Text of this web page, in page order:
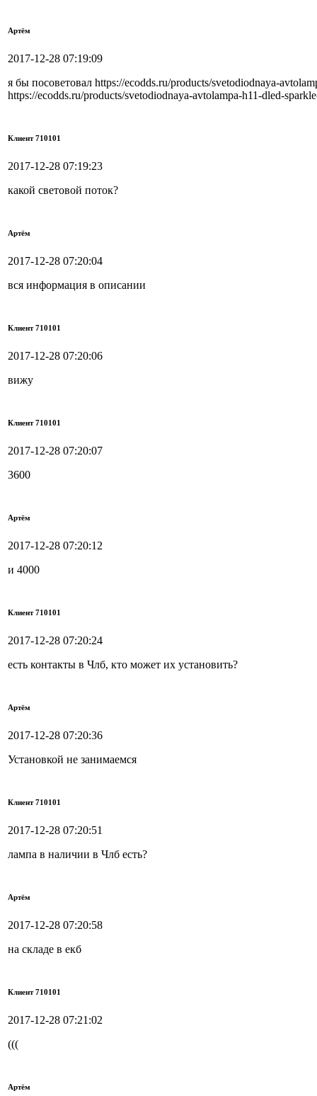
Артём
2017-12-28 07:19:09
я бы посоветовал https://ecodds.ru/products/svetodiodnaya-
https://ecodds.ru/products/svetodiodnaya-avtolampa-h11-dled-
Клиент 710101
2017-12-28 07:19:23
какой световой поток?
Артём
2017-12-28 07:20:04
вся информация в описании
Клиент 710101
2017-12-28 07:20:06
вижу
Клиент 710101
2017-12-28 07:20:07
3600
Артём
2017-12-28 07:20:12
и 4000
Клиент 710101
2017-12-28 07:20:24
есть контакты в Члб, кто может их установить?
Артём
2017-12-28 07:20:36
Установкой не занимаемся
Клиент 710101
2017-12-28 07:20:51
лампа в наличии в Члб есть?
Артём
2017-12-28 07:20:58
на складе в екб
Клиент 710101
2017-12-28 07:21:02
(((
Артём